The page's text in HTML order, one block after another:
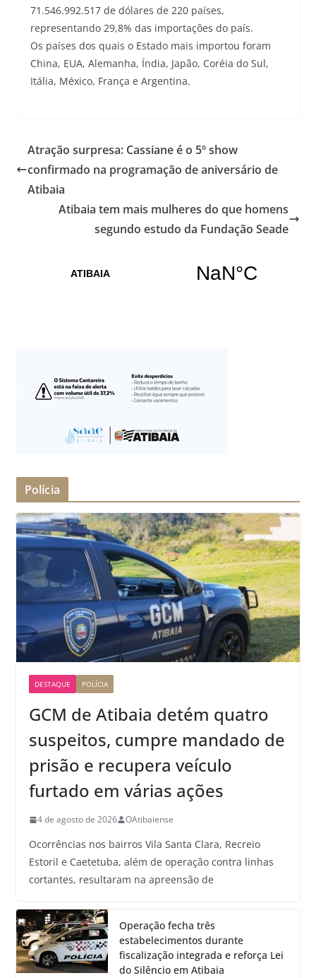
71.546.992.517 de dólares de 220 países,
representando 29,8% das importações do país.
Os países dos quais o Estado mais importou foram
China, EUA, Alemanha, Índia, Japão, Coréia do Sul,
Itália, México, França e Argentina.
Atração surpresa: Cassiane é o 5º show
confirmado na programação de aniversário de
Atibaia
Atibaia tem mais mulheres do que homens
segundo estudo da Fundação Seade
Polícia
DESTAQUE POLÍCIA
GCM de Atibaia detém quatro
suspeitos, cumpre mandado de
prisão e recupera veículo
furtado em várias ações
4 de agosto de 2026 OAtibaiense
Ocorrências nos bairros Vila Santa Clara, Recreio
Estoril e Caetetuba, além de operação contra linhas
cortantes, resultaram na apreensão de
Operação fecha três
estabelecimentos durante
fiscalização integrada e reforça Lei
do Silêncio em Atibaia